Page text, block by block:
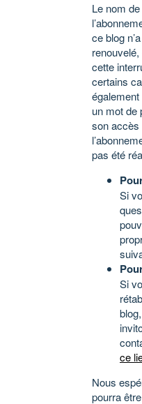
Le nom
ce blog
cette
certains
un mot de
son accès
pas été
Si
Si
ce
Nous
pourra